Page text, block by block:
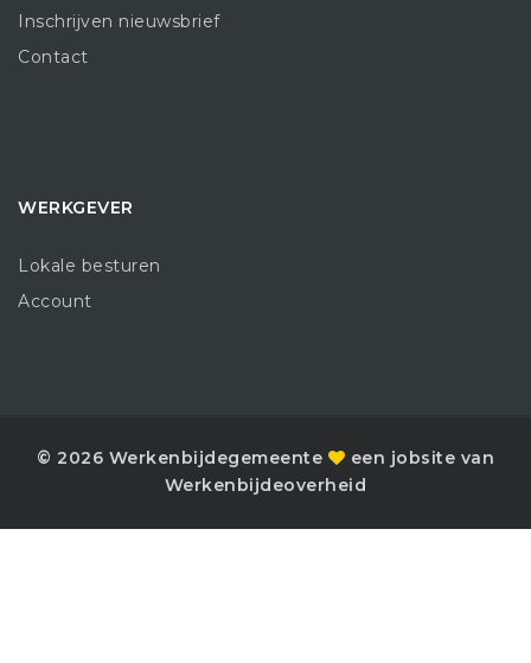
Inschrijven nieuwsbrief
Contact
WERKGEVER
Lokale besturen
Account
© 2026 Werkenbijdegemeente
een jobsite van
Werkenbijdeoverheid